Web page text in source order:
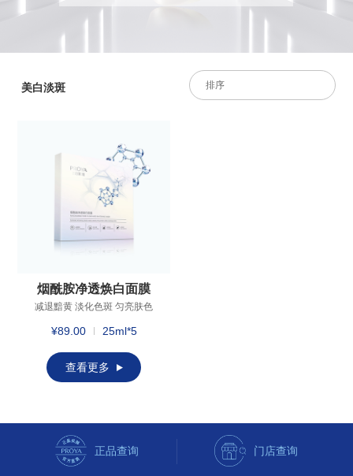
美白淡斑 排序
烟酰胺净透焕白面膜
减退黯黄 淡化色斑 匀亮肤色
¥89.00 25ml*5
查看更多
正品查询 门店查询